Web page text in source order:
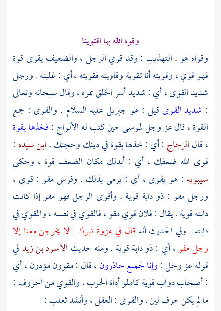
وقوة الله بها اقتوينا
وقواه هو . التهذيب : وقد قوي الرجل ، والضعيف يقوى قوة
فهو قوي ، وقويته أنا تقوية وقاويته فقويته ، أي : غلبته . ورجل
شديد القوى ، أي : شديد أسر الخلق ممره ، وقال سبحانه وتعالى
: شديد القوى قيل : هو جبريل عليه السلام . والقوى : جمع
القوة ، قال عز وجللموسىحين كتب له الألواح :فخذها بقوة
، قالالزجاج : أي : خذها بقوة في دينك وحجتك .ابن سيده :
قوى الله ضعفك ، أي : أبدلك مكان الضعف قوة ، وحكى
سيبويه : هو يقوى ، أي : يرمى بذلك . وفرس مقو : قوي ،
ورجل مقو : ذو دابة قوية . وأقوى الرجل فهو مقو إذا كانت
دابته قوية . يقال : فلان قوي مقو ، فالقوي في نفسه ، والمقوي في
دابته . وفي الحديث أنه قال في غزوةتبوك : لا يخرجن معنا إلا
رجل مقو، أي : ذو دابة قوية . ومنه حديث الأسود بن زيدفي
قوله عز وجل :وإنا لجميع حاذرون، قال : مقوون مؤدون ، أي
: أصحاب دواب قوية كاملو أداة الحرب . والقوي من الحروف :
ما لم يكن حرف لين . والقوى : العقل ، وأنشدثعلب: